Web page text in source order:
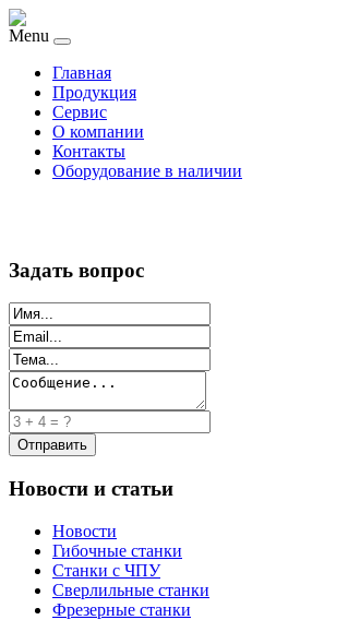
Menu
Главная
Продукция
Сервис
О компании
Контакты
Оборудование в наличии
Задать вопрос
Новости и статьи
Новости
Гибочные станки
Станки с ЧПУ
Сверлильные станки
Фрезерные станки